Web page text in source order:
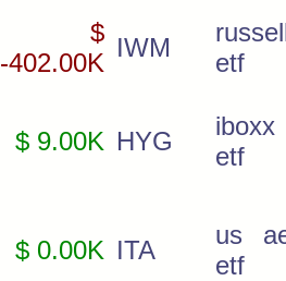
$
-402.00K
IWM
etf
$ 9.00K HYG
etf
$ 0.00K ITA
us
etf